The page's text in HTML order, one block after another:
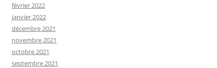
février 2022
janvier 2022
décembre 2021
novembre 2021
octobre 2021
septembre 2021